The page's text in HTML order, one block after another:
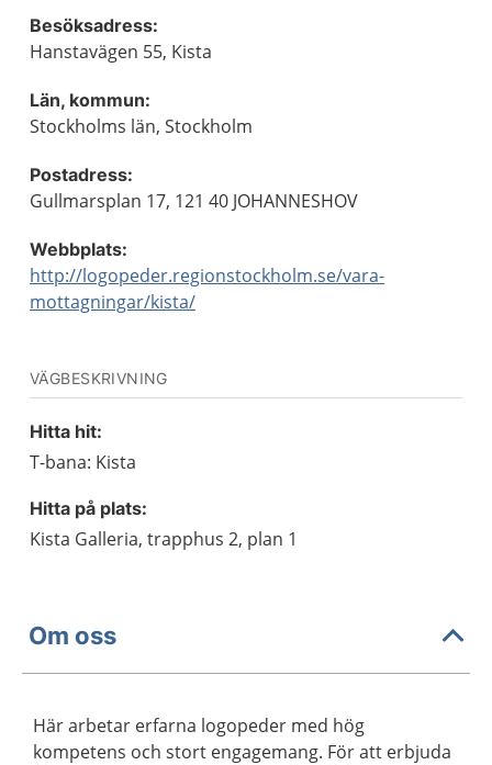
Besöksadress:
Hanstavägen 55, Kista
Län, kommun:
Stockholms län, Stockholm
Postadress:
Gullmarsplan 17, 121 40 JOHANNESHOV
Webbplats:
http://logopeder.regionstockholm.se/vara-
mottagningar/kista/
VÄGBESKRIVNING
Hitta hit:
T-bana: Kista
Hitta på plats:
Kista Galleria, trapphus 2, plan 1
Om oss
Här arbetar erfarna logopeder med hög
kompetens och stort engagemang. För att erbjuda